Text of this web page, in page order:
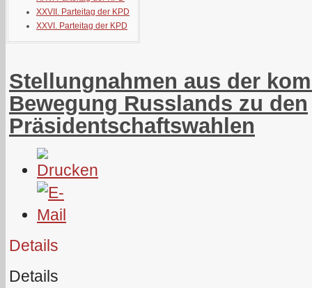
XXVII. Parteitag der KPD
XXVI. Parteitag der KPD
Stellungnahmen aus der
Bewegung Russlands zu den
Präsidentschaftswahlen
Details
Details